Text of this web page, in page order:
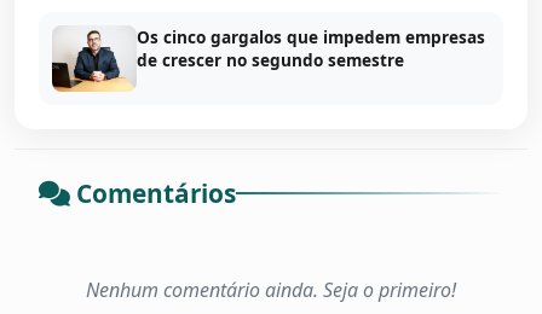
Os cinco gargalos que impedem empresas
de crescer no segundo semestre
Comentários
Nenhum comentário ainda. Seja o primeiro!